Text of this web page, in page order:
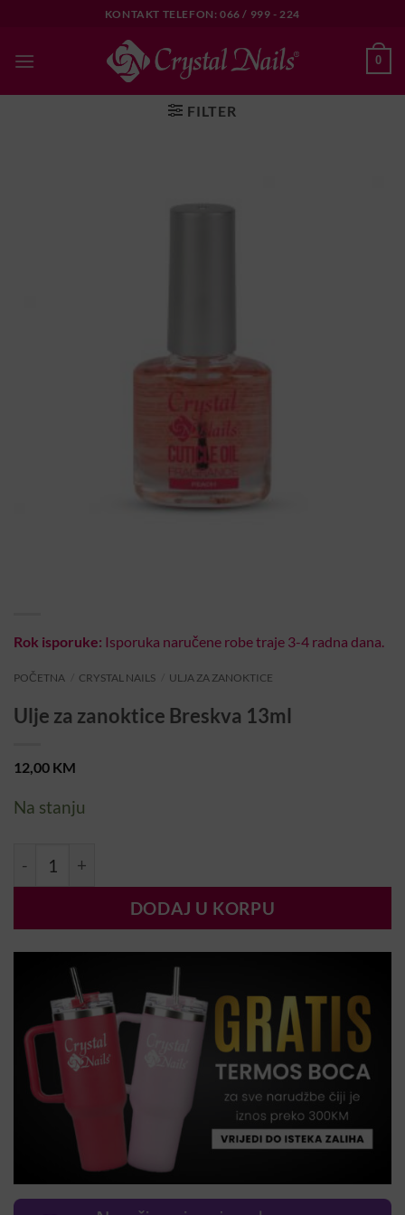
content
KONTAKT TELEFON: 066 / 999 - 224
0
FILTER
Rok isporuke: Isporuka naručene robe traje 3-4 radna dana.
POČETNA CRYSTAL NAILS ULJA ZA ZANOKTICE
Ulje za zanoktice Breskva 13ml
12,00 KM
Na stanju
DODAJ U KORPU